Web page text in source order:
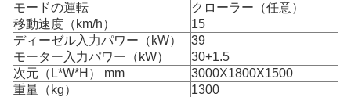
モードの運転
クローラー（任意）
移動速度（km/h）
15
ディーゼル入力パワー（kW）
39
モーター入力パワー（kW）
30+1.5
次元（L*W*H） mm
3000X1800X1500
重量（kg）
1300